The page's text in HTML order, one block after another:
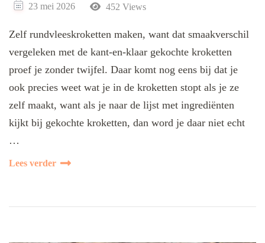
23 mei 2026 452 Views
Zelf rundvleeskroketten maken, want dat smaakverschil
vergeleken met de kant-en-klaar gekochte kroketten
proef je zonder twijfel. Daar komt nog eens bij dat je
ook precies weet wat je in de kroketten stopt als je ze
zelf maakt, want als je naar de lijst met ingrediënten
kijkt bij gekochte kroketten, dan word je daar niet echt
…
Lees verder